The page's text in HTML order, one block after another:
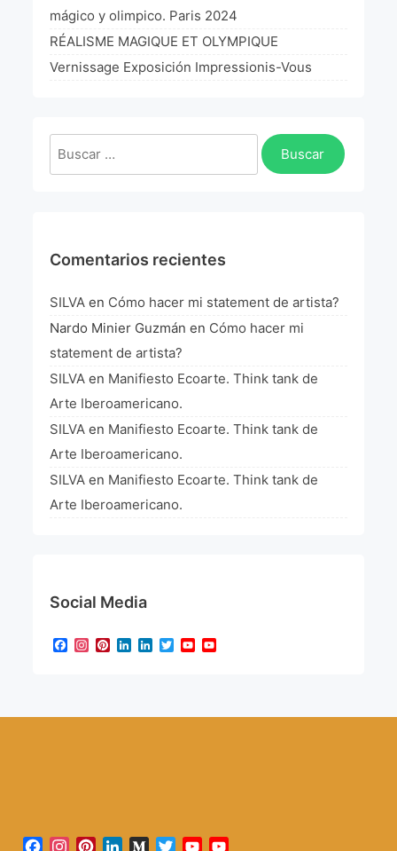
Commissaire D’exposition
La Fórmula Científica Del Arte
mágico y olimpico. Paris 2024
RÉALISME MAGIQUE ET OLYMPIQUE
Vernissage Exposición Impressionis-Vous
Buscar:
Comentarios recientes
SILVA en Cómo hacer mi statement de artista?
Nardo Minier Guzmán en Cómo hacer mi
statement de artista?
SILVA en Manifiesto Ecoarte. Think tank de
Arte Iberoamericano.
SILVA en Manifiesto Ecoarte. Think tank de
Arte Iberoamericano.
SILVA en Manifiesto Ecoarte. Think tank de
Arte Iberoamericano.
Social Media
Facebook
Instagram
Pinterest
LinkedIn
LinkedIn
TwitterYouTube
Facebook
Instagram
PinterestLinkedInMediumTwitterYouTube